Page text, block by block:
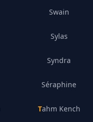
Swain
Sylas
Syndra
Séraphine
Tahm Kench